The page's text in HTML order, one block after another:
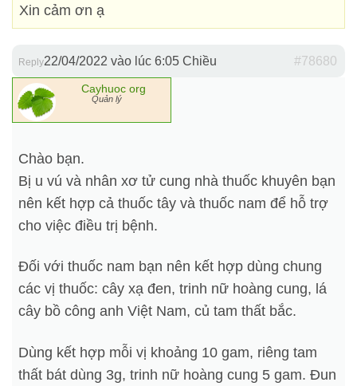
Xin cảm ơn ạ
22/04/2022 vào lúc 6:05 Chiều #78680
Reply
Cayhuoc org
Quản lý
Chào bạn.
Bị u vú và nhân xơ tử cung nhà thuốc khuyên bạn
nên kết hợp cả thuốc tây và thuốc nam để hỗ trợ
cho việc điều trị bệnh.
Đối với thuốc nam bạn nên kết hợp dùng chung
các vị thuốc: cây xạ đen, trinh nữ hoàng cung, lá
cây bồ công anh Việt Nam, củ tam thất bắc.
Dùng kết hợp mỗi vị khoảng 10 gam, riêng tam
thất bát dùng 3g, trinh nữ hoàng cung 5 gam. Đun